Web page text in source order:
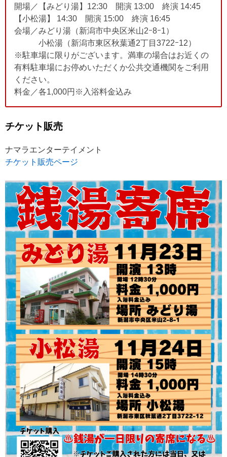
開場／【みどり湯】12:30 開演 13:00 終演 14:45
【小松湯】 14:30 開演 15:00 終演 16:45
会場／みどり湯（新潟市中央区米山2ｰ8ｰ1）
小松湯（新潟市東区秋葉通2丁目3722ｰ12）
※駐車場に限りがございます。満車の場合はお近くの
有料駐車場にお停めいただくか公共交通機関をご利用
ください。
料金／各1,000円※入浴料金込み
チケット販売
ナマラエンターテイメント
チケット販売ページ